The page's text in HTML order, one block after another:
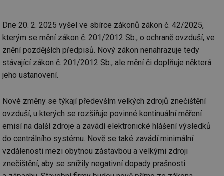
Dne 20. 2. 2025 vyšel ve sbírce zákonů zákon č. 42/2025,
kterým se mění zákon č. 201/2012 Sb., o ochraně ovzduší, ve
znění pozdějších předpisů. Nový zákon nenahrazuje tedy
stávající zákon č. 201/2012 Sb., ale mění či doplňuje některá
jeho ustanovení.
Nové změny se týkají především velkých zdrojů znečištění
ovzduší, u kterých se rozšiřuje povinné kontinuální měření
emisí na další zdroje a zavádí elektronické hlášení výsledků
do centrálního systému. Nově se také zavádí minimální
vzdálenosti mezi obytnou zástavbou a velkými zdroji
znečištění, aby se snížily negativní dopady prašnosti